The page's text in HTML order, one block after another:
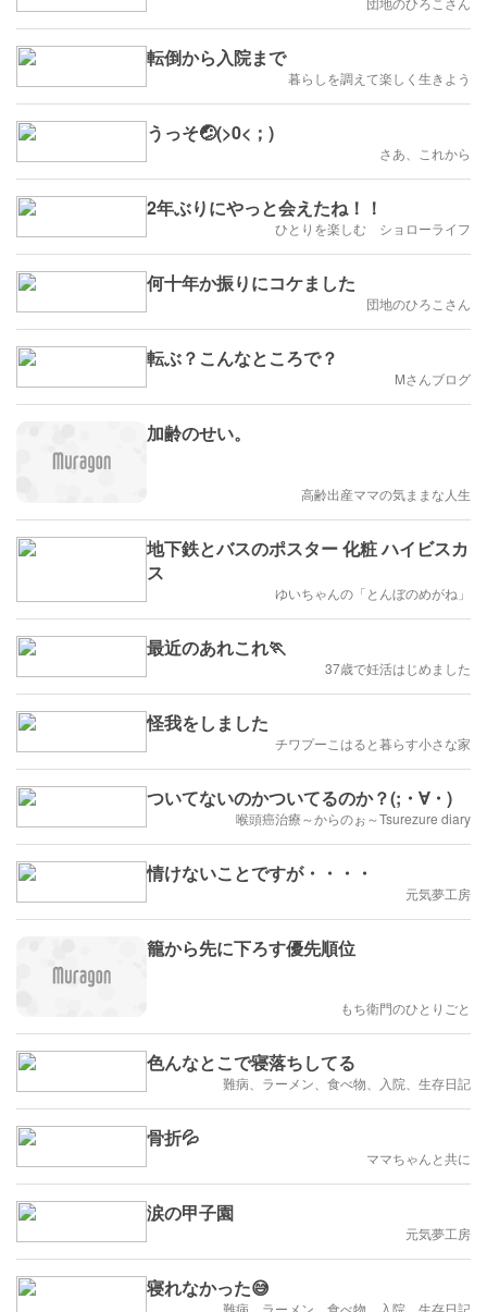
転倒から入院まで
暮らしを調えて楽しく生きよう
うっそ🤕(>0<；)
さあ、これから
2年ぶりにやっと会えたね！！
ひとりを楽しむ ショローライフ
何十年か振りにコケました
団地のひろこさん
転ぶ？こんなところで？
Mさんブログ
加齢のせい。
高齢出産ママの気ままな人生
地下鉄とバスのポスター 化粧 ハイビスカ
ス
ゆいちゃんの「とんぼのめがね」
最近のあれこれ🏃
37歳で妊活はじめました
怪我をしました
チワプーこはると暮らす小さな家
ついてないのかついてるのか？(;・∀・)
喉頭癌治療～からのぉ～Tsurezure diary
情けないことですが・・・・
元気夢工房
籠から先に下ろす優先順位
もち衛門のひとりごと
色んなとこで寝落ちしてる
難病、ラーメン、食べ物、入院、生存日記
骨折💦
ママちゃんと共に
涙の甲子園
元気夢工房
寝れなかった😅
難病、ラーメン、食べ物、入院、生存日記